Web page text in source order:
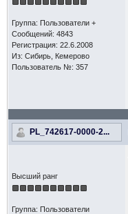
Группа: Пользователи +
Сообщений: 4843
Регистрация: 22.6.2008
Из: Сибирь, Кемерово
Пользователь №: 357
PL_742617-0000-2...
Высший ранг
Группа: Пользователи